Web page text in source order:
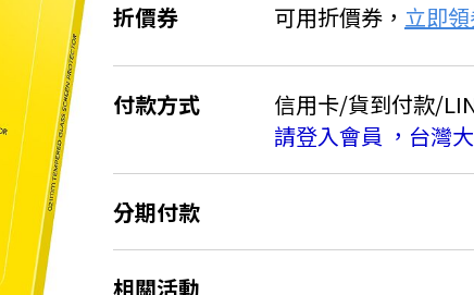
折價券 可用折價券， 立即
付款方式
信用卡/貨到付款/
請登入會員 ，台灣
分期付款
＊實際可分期數、適用利率，請以購
相關活動